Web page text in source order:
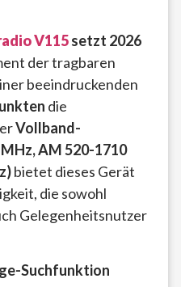
V115setzt 2026
der tragbaren
beeindruckenden
die
Vollband-
AM 520-1710
bietet dieses Gerät
die sowohl
Gelegenheitsnutzer
Suchfunktion